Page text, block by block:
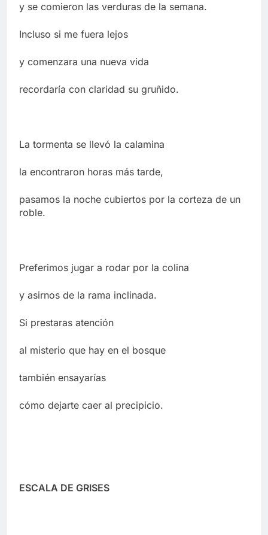
y se comieron las verduras de la semana.
Incluso si me fuera lejos
y comenzara una nueva vida
recordaría con claridad su gruñido.
La tormenta se llevó la calamina
la encontraron horas más tarde,
pasamos la noche cubiertos por la corteza de un
roble.
Preferimos jugar a rodar por la colina
y asirnos de la rama inclinada.
Si prestaras atención
al misterio que hay en el bosque
también ensayarías
cómo dejarte caer al precipicio.
ESCALA DE GRISES